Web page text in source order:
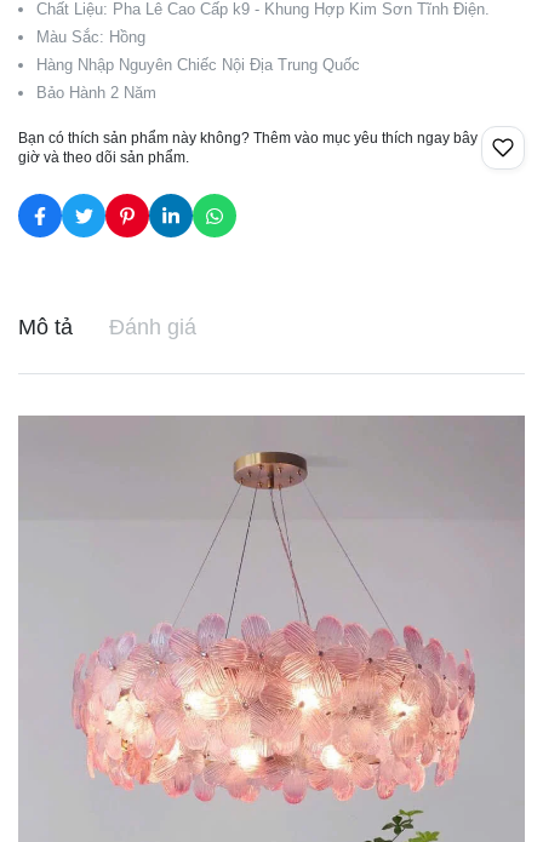
Chất Liệu: Pha Lê Cao Cấp k9 - Khung Hợp Kim Sơn Tĩnh Điện.
Màu Sắc: Hồng
Hàng Nhập Nguyên Chiếc Nội Địa Trung Quốc
Bảo Hành 2 Năm
Bạn có thích sản phẩm này không? Thêm vào mục yêu thích ngay bây
giờ và theo dõi sản phẩm.
Mô tả Đánh giá